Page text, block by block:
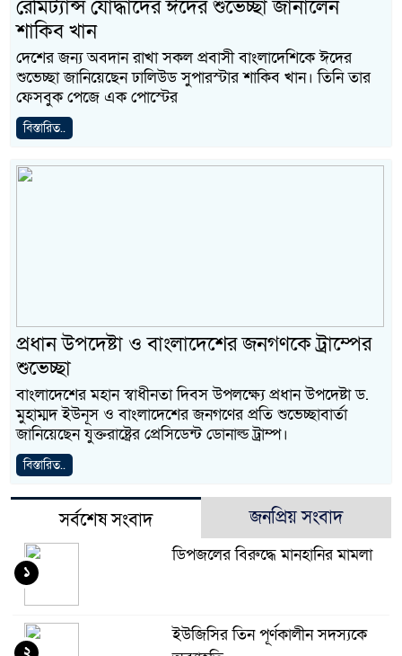
রেমিট্যান্স যোদ্ধাদের ঈদের শুভেচ্ছা জানালেন
শাকিব খান
দেশের জন্য অবদান রাখা সকল প্রবাসী বাংলাদেশিকে ঈদের
শুভেচ্ছা জানিয়েছেন ঢালিউড সুপারস্টার শাকিব খান। তিনি তার
ফেসবুক পেজে এক পোস্টের
বিস্তারিত..
প্রধান উপদেষ্টা ও বাংলাদেশের জনগণকে ট্রাম্পের
শুভেচ্ছা
বাংলাদেশের মহান স্বাধীনতা দিবস উপলক্ষ্যে প্রধান উপদেষ্টা ড.
মুহাম্মদ ইউনূস ও বাংলাদেশের জনগণের প্রতি শুভেচ্ছাবার্তা
জানিয়েছেন যুক্তরাষ্ট্রের প্রেসিডেন্ট ডোনাল্ড ট্রাম্প।
বিস্তারিত..
সর্বশেষ সংবাদ জনপ্রিয় সংবাদ
ডিপজলের বিরুদ্ধে মানহানির মামলা
১
ইউজিসির তিন পূর্ণকালীন সদস্যকে
২